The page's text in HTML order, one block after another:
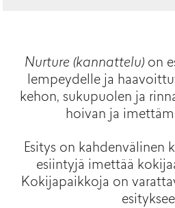
Nurture (kannattelu) on
lempeydelle ja
kehon, sukupuolen ja
hoivan ja
Esitys on kahdenvälinen
esiintyjä imettää
Kokijapaikkoja on